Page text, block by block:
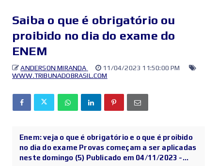
Saiba o que é obrigatório ou
proibido no dia do exame do
ENEM
ANDERSON MIRANDA
11/04/2023 11:50:00 PM
WWW.TRIBUNADOBRASIL.COM
Enem: veja o que é obrigatório e o que é proibido
no dia do exame Provas começam a ser aplicadas
neste domingo (5) Publicado em 04/11/2023 -...